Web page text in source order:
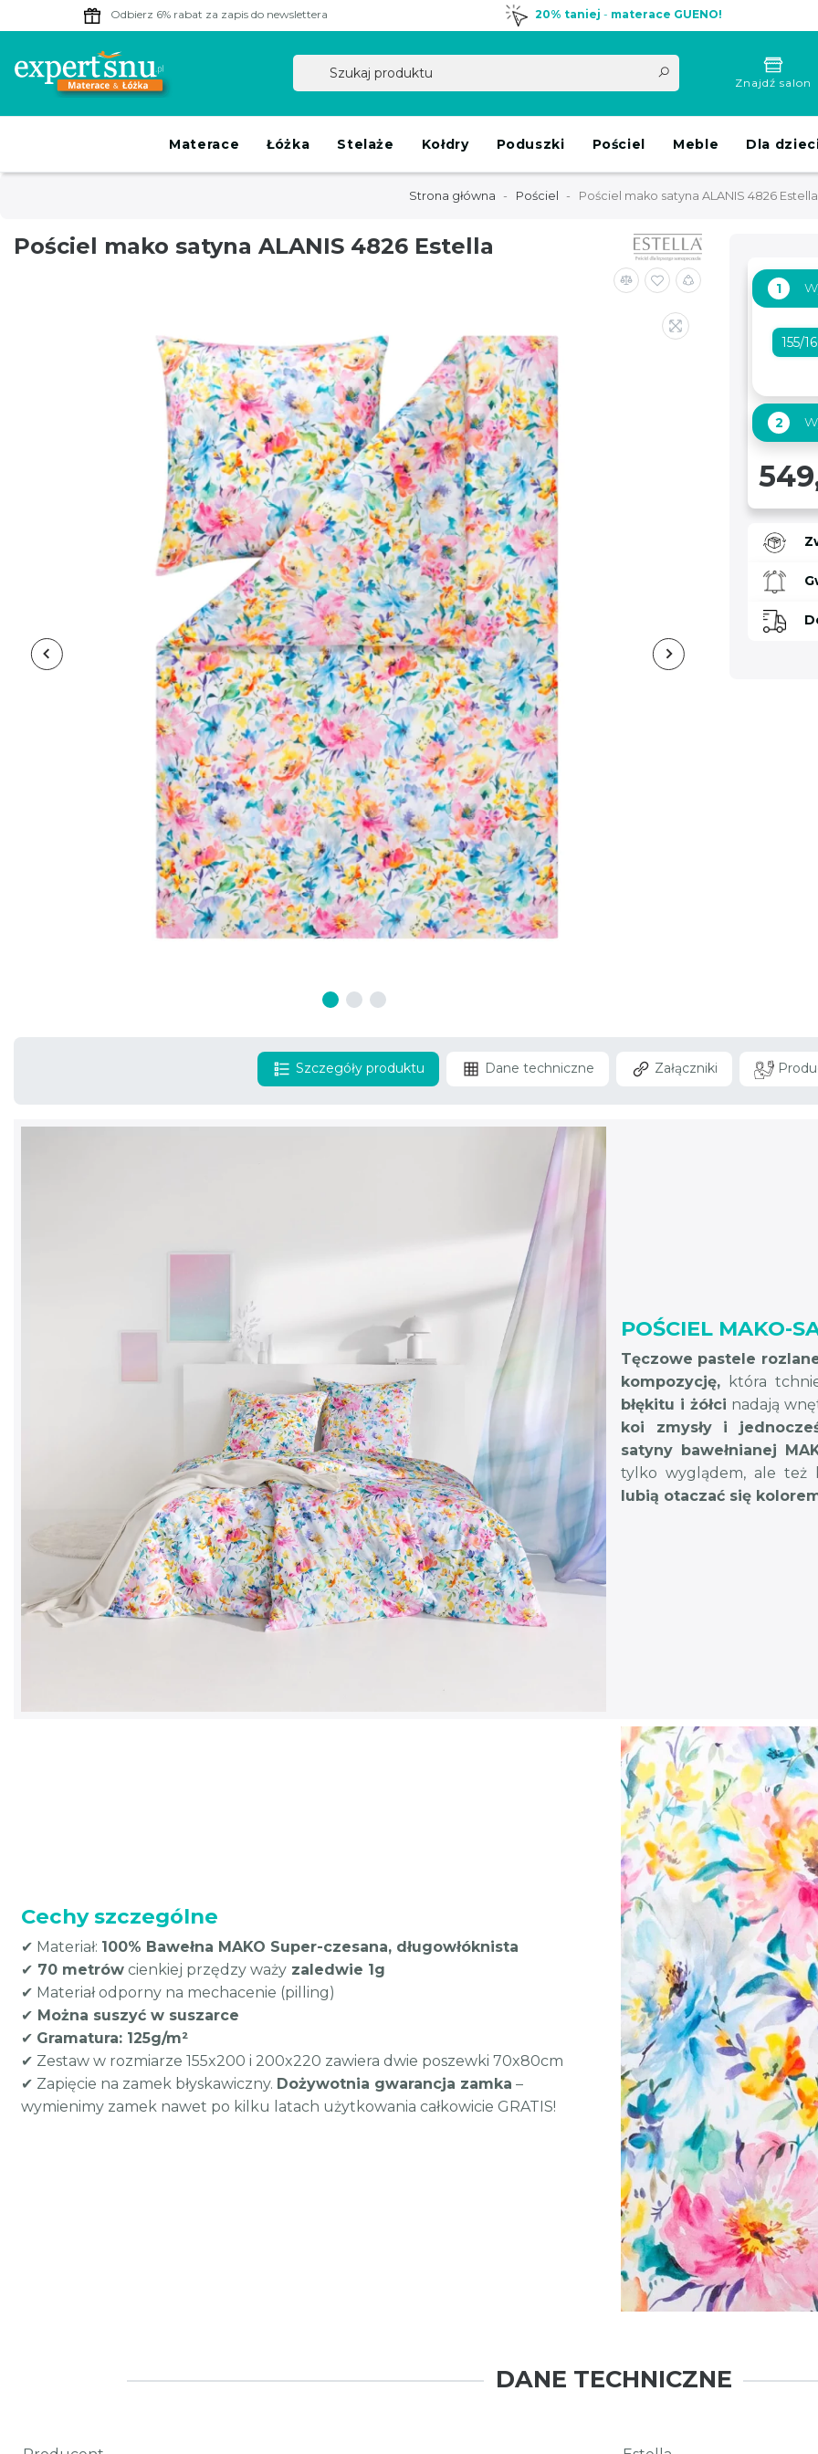
Odbierz 6% rabat za zapis do newslettera 20% taniej - materace GUENO!
Znajdź salon
Materace Łóżka Stelaże Kołdry Poduszki Pościel Meble Dla
Strona główna Pościel Pościel mako satyna ALANIS 4826 Estella
Pościel mako satyna ALANIS 4826 Estella
1
155/
2
Szczegóły produktu Dane techniczne Załączniki
POŚCIEL MAKO-
Tęczowe pastele
kompozycję, która
błękitu i żółci nadają
koi zmysły i
satyny bawełnianej
tylko wyglądem, ale też
lubią otaczać się
Cechy szczególne
✔ Materiał: 100% Bawełna MAKO Super-czesana, długowłóknista
✔ 70 metrów cienkiej przędzy waży zaledwie 1g
✔ Materiał odporny na mechacenie (pilling)
✔ Można suszyć w suszarce
✔ Gramatura: 125g/m²
✔ Zestaw w rozmiarze 155x200 i 200x220 zawiera dwie poszewki 70x80cm
✔ Zapięcie na zamek błyskawiczny. Dożywotnia gwarancja zamka –
wymienimy zamek nawet po kilku latach użytkowania całkowicie GRATIS!
DANE TECHNICZNE